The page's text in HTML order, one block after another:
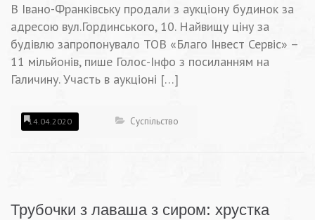
В Івано-Франківську продали з аукціону будинок за
адресою вул.Гординського, 10. Найвищу ціну за
будівлю запропонувало ТОВ «Благо Інвест Сервіс» –
11 мільйонів, пише Голос-Інфо з посиланням на
Галичину. Участь в аукціоні […]
14.04.2020 Суспільство
Трубочки з лаваша з сиром: хрустка